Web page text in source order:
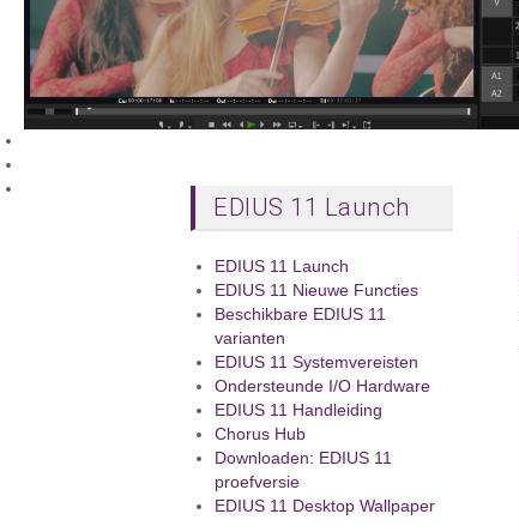
EDIUS 11 Launch
EDIUS 11 Launch
EDIUS 11 Nieuwe Functies
Beschikbare EDIUS 11
varianten
EDIUS 11 Systemvereisten
Ondersteunde I/O Hardware
EDIUS 11 Handleiding
Chorus Hub
Downloaden: EDIUS 11
proefversie
EDIUS 11 Desktop Wallpaper